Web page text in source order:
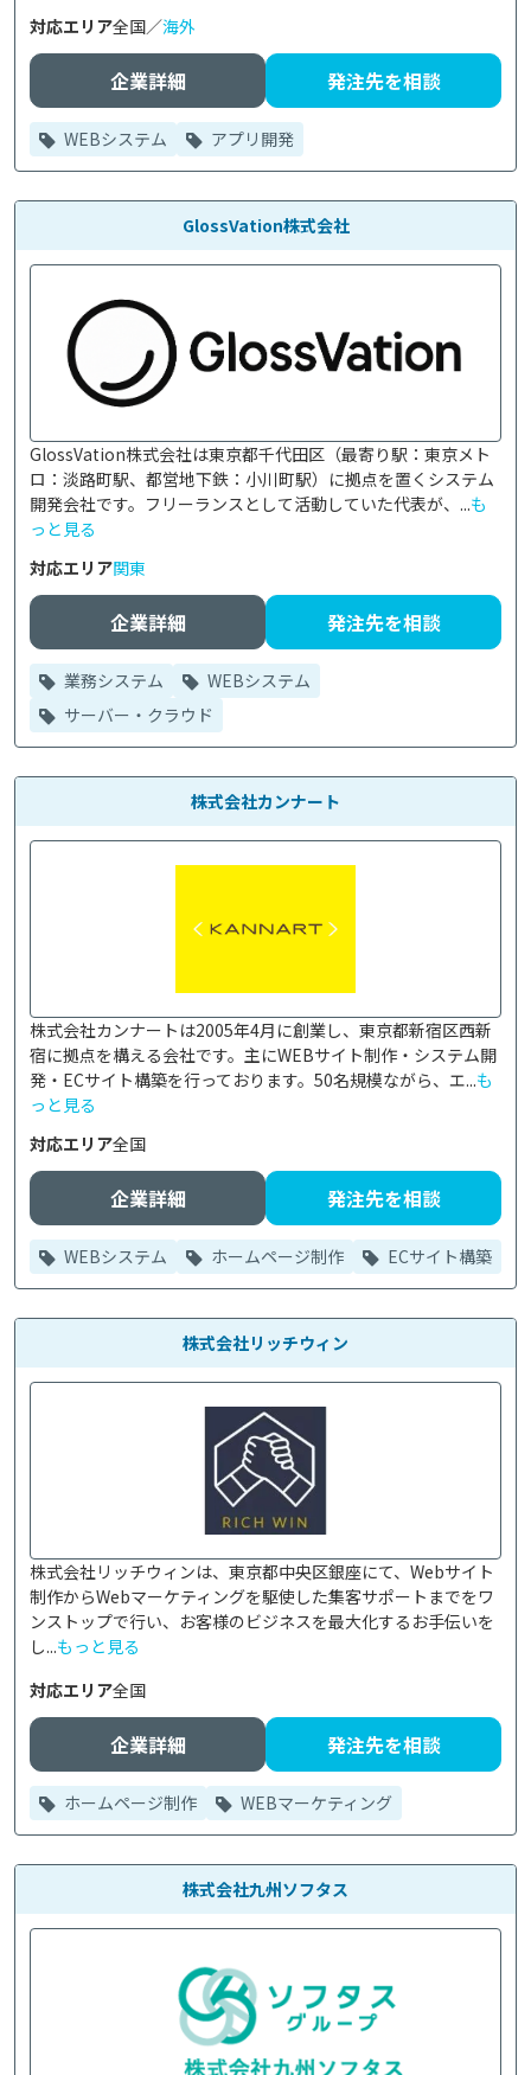
対応エリア全国／海外
企業詳細 発注先を相談
WEBシステム アプリ開発
GlossVation株式会社
GlossVation株式会社は東京都千代田区（最寄り駅：東京メト
ロ：淡路町駅、都営地下鉄：小川町駅）に拠点を置くシステム
開発会社です。フリーランスとして活動していた代表が、...も
っと見る
対応エリア関東
企業詳細 発注先を相談
業務システム
WEBシステム
サーバー・クラウド
株式会社カンナート
株式会社カンナートは2005年4月に創業し、東京都新宿区西新
宿に拠点を構える会社です。主にWEBサイト制作・システム開
発・ECサイト構築を行っております。50名規模ながら、エ...も
っと見る
対応エリア全国
企業詳細 発注先を相談
WEBシステム ホームページ制作 ECサイト構築
株式会社リッチウィン
株式会社リッチウィンは、東京都中央区銀座にて、Webサイト
制作からWebマーケティングを駆使した集客サポートまでをワ
ンストップで行い、お客様のビジネスを最大化するお手伝いを
し...もっと見る
対応エリア全国
企業詳細 発注先を相談
ホームページ制作 WEBマーケティング
株式会社九州ソフタス